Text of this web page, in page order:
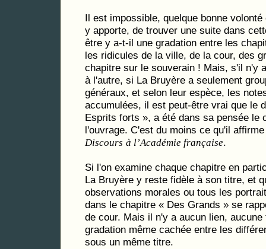
Il est impossible, quelque bonne
y apporte, de trouver une suite dans
être y a-t-il une gradation entre les
les ridicules de la ville, de la cour, des
chapitre sur le souverain ! Mais, s'il n'y
à l'autre, si La Bruyère a seulement
généraux, et selon leur espèce, les
accumulées, il est peut-être vrai que le
Esprits forts », a été dans sa pensée le
l'ouvrage. C'est du moins ce qu'il
Discours à l’Académie française.
Si l'on examine chaque chapitre en
La Bruyère y reste fidèle à son titre, et
observations morales ou tous les
dans le chapitre « Des Grands » se
de cour. Mais il n'y a aucun lien,
gradation même cachée entre les
sous un même titre.